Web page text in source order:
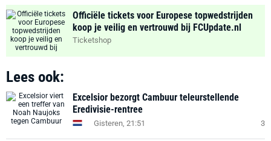
Officiële tickets voor Europese topwedstrijden
koop je veilig en vertrouwd bij FCUpdate.nl
Ticketshop
Lees ook:
Excelsior bezorgt Cambuur teleurstellende
Eredivisie-rentree
Gisteren, 21:51 3